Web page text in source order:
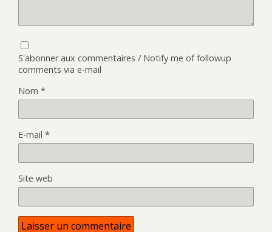
S'abonner aux commentaires / Notify me of followup
comments via e-mail
Nom *
E-mail *
Site web